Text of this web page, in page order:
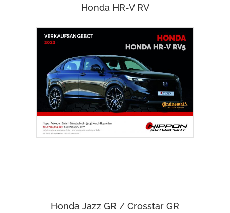
Honda HR-V RV
Honda Jazz GR / Crosstar GR